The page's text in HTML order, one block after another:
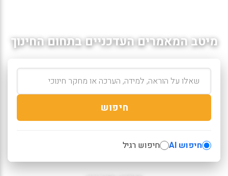
מיטב המאמרים העדכניים בתחום החינוך
חיפוש
חיפוש AI חיפוש רגיל